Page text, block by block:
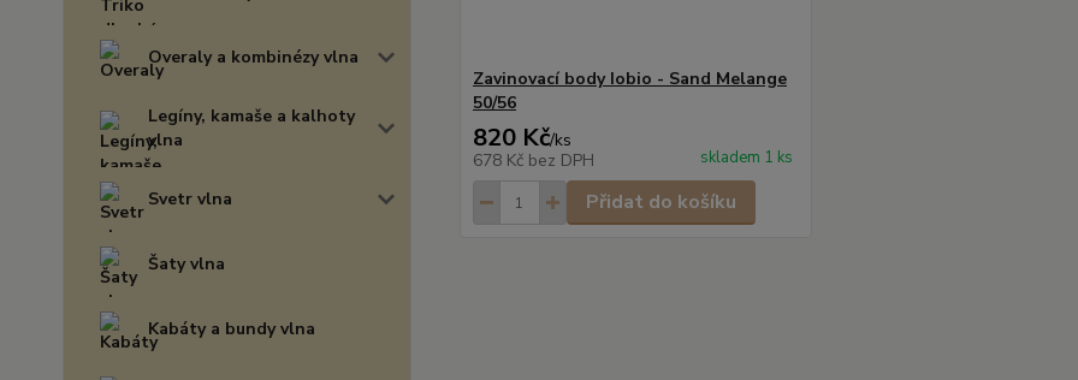
Overaly a kombinézy vlna
Legíny, kamaše a kalhoty
vlna
Svetr vlna
Šaty vlna
Kabáty a bundy vlna
Zavinovací body Iobio - Sand Melange
50/56
820 Kč/ks
678 Kč bez DPH skladem 1 ks
Přidat do košíku